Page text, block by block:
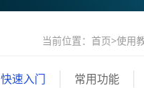
当前位置： 首页>使用
快速入门 常用功能